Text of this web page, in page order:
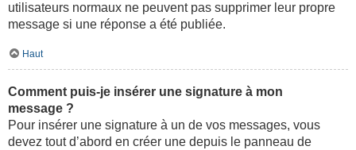
utilisateurs normaux ne peuvent pas supprimer leur propre
message si une réponse a été publiée.
Haut
Comment puis-je insérer une signature à mon
message ?
Pour insérer une signature à un de vos messages, vous
devez tout d’abord en créer une depuis le panneau de